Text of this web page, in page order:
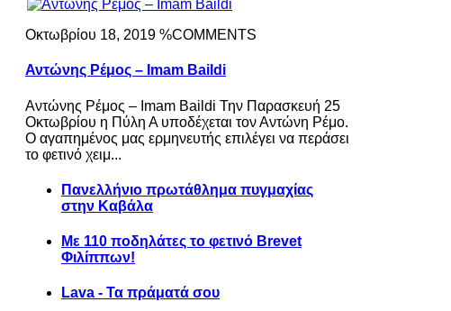
Οκτωβρίου 18, 2019 %COMMENTS
Αντώνης Ρέμος – Imam Baildi
Αντώνης Ρέμος – Imam Baildi Την Παρασκευή 25
Οκτωβρίου η Πύλη Α υποδέχεται τον Αντώνη Ρέμο.
Ο αγαπημένος μας ερμηνευτής επιλέγει να περάσει
το φετινό χειμ...
Πανελλήνιο πρωτάθλημα πυγμαχίας
στην Καβάλα
Με 110 ποδηλάτες το φετινό Brevet
Φιλίππων!
Lava - Τα πράματά σου